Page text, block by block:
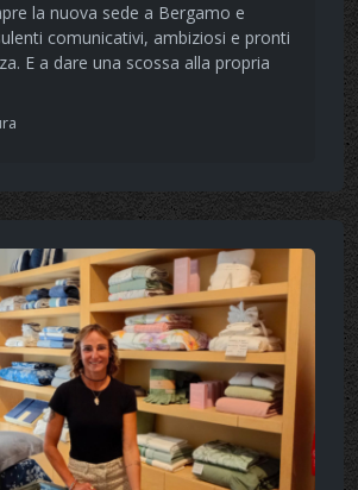
la nuova sede a Bergamo e
comunicativi, ambiziosi e pronti
E a dare una scossa alla propria